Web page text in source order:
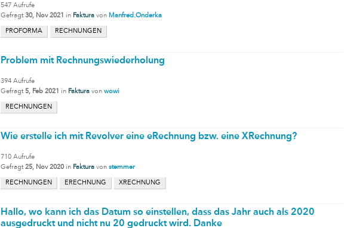
547 Aufrufe
Gefragt 30, Nov 2021 in Faktura von Manfred.Onderka
PROFORMA RECHNUNGEN
Problem mit Rechnungswiederholung
394 Aufrufe
Gefragt 5, Feb 2021 in Faktura von wowi
RECHNUNGEN
Wie erstelle ich mit Revolver eine eRechnung bzw. eine XRechnung?
710 Aufrufe
Gefragt 25, Nov 2020 in Faktura von stemmer
RECHNUNGEN ERECHNUNG XRECHNUNG
Hallo, wo kann ich das Datum so einstellen, dass das Jahr auch als 2020
ausgedruckt und nicht nu 20 gedruckt wird. Danke